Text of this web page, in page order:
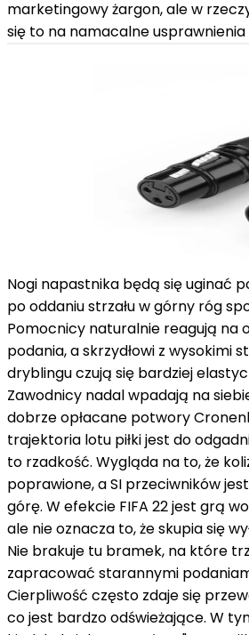
marketingowy żargon, ale w
się to na namacalne usprawnienia
Nogi napastnika będą się uginać
po oddaniu strzału w górny róg
Pomocnicy naturalnie reagują na
podania, a skrzydłowi z wysokimi
dryblingu czują się bardziej
Zawodnicy nadal wpadają na
dobrze opłacane potwory
trajektoria lotu piłki jest do
to rzadkość. Wygląda na to, że
poprawione, a SI przeciwników
górę. W efekcie FIFA 22 jest grą
ale nie oznacza to, że skupia się
Nie brakuje tu bramek, na które
zapracować starannymi
Cierpliwość często zdaje się
co jest bardzo odświeżające. W